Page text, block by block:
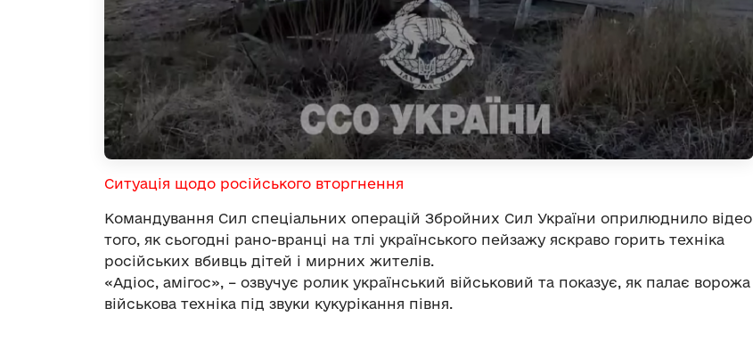
Ситуація щодо російського вторгнення
Командування Сил спеціальних операцій Збройних Сил України оприлюднило відео
того, як сьогодні рано-вранці на тлі українського пейзажу яскраво горить техніка
російських вбивць дітей і мирних жителів.
«Адіос, амігос», – озвучує ролик український військовий та показує, як палає ворожа
військова техніка під звуки кукурікання півня.